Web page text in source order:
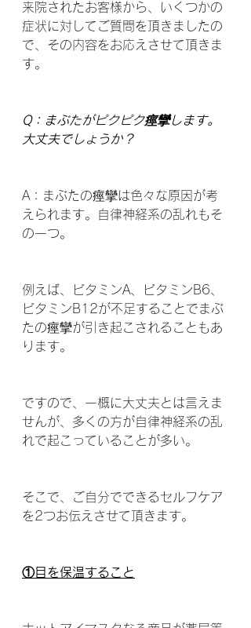
来院されたお客様から、いくつかの
症状に対してご質問を頂きましたの
で、その内容をお応えさせて頂きま
す。
Q：まぶたがピクピク痙攣します。
大丈夫でしょうか？
A：まぶたの痙攣は色々な原因が考
えられます。自律神経系の乱れもそ
の一つ。
例えば、ビタミンA、ビタミンB6、
ビタミンB12が不足することでまぶ
たの痙攣が引き起こされることもあ
ります。
ですので、一概に大丈夫とは言えま
せんが、多くの方が自律神経系の乱
れで起こっていることが多い。
そこで、ご自分でできるセルフケア
を2つお伝えさせて頂きます。
①目を保温すること